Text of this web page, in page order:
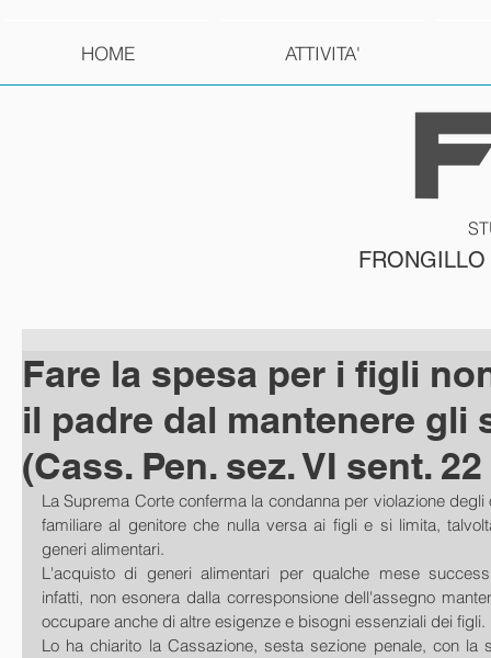
HOME ATTIVITA'
Fare la spesa per i figli
il padre dal mantenere gli
(Cass. Pen. sez. VI sent. 22
La Suprema Corte conferma la condanna per violazione
familiare al genitore che nulla versa ai figli e si limita,
generi alimentari.
L'acquisto di generi alimentari per qualche mese
infatti, non esonera dalla corresponsione dell'assegno
occupare anche di altre esigenze e bisogni essenziali dei figli.
Lo ha chiarito la Cassazione, sesta sezione penale, con la